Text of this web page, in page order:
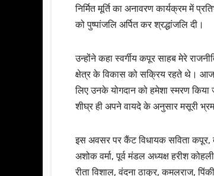
निर्मित मूर्ति का अनावरण कार्यक्रम में
को पुष्पांजलि अर्पित कर श्रद्धांजलि दी।
उन्होंने कहा स्वर्गीय कपूर साहब मेरे
क्षेत्र के विकास को सक्रिय रहते थे। आज
लिए उनके योगदान को हमेशा स्मरण
शीघ्र ही अपने वायदे के अनुसार मसूरी
इस अवसर पर कैंट विधायक सविता कपूर,
अशोक वर्मा, पूर्व मंडल अध्यक्ष हरीश
रीता विशाल, वंदना ठाकुर, कमलराज,